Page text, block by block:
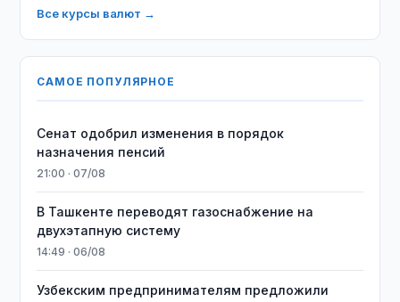
Все курсы валют →
САМОЕ ПОПУЛЯРНОЕ
Сенат одобрил изменения в порядок
назначения пенсий
21:00 · 07/08
В Ташкенте переводят газоснабжение на
двухэтапную систему
14:49 · 06/08
Узбекским предпринимателям предложили